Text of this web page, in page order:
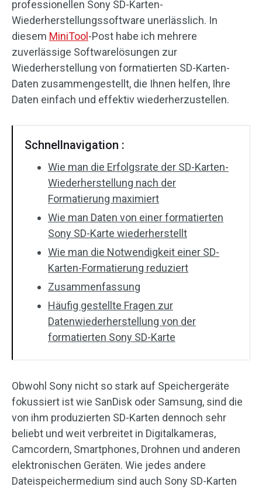
professionellen Sony SD-Karten-
Wiederherstellungssoftware unerlässlich. In
diesem MiniTool -Post habe ich mehrere
zuverlässige Softwarelösungen zur
Wiederherstellung von formatierten SD-Karten-
Daten zusammengestellt, die Ihnen helfen, Ihre
Daten einfach und effektiv wiederherzustellen.
Schnellnavigation :
Wie man die Erfolgsrate der SD-Karten-
Wiederherstellung nach der
Formatierung maximiert
Wie man Daten von einer formatierten
Sony SD-Karte wiederherstellt
Wie man die Notwendigkeit einer SD-
Karten-Formatierung reduziert
Zusammenfassung
Häufig gestellte Fragen zur
Datenwiederherstellung von der
formatierten Sony SD-Karte
Obwohl Sony nicht so stark auf Speichergeräte
fokussiert ist wie SanDisk oder Samsung, sind die
von ihm produzierten SD-Karten dennoch sehr
beliebt und weit verbreitet in Digitalkameras,
Camcordern, Smartphones, Drohnen und anderen
elektronischen Geräten. Wie jedes andere
Dateispeichermedium sind auch Sony SD-Karten